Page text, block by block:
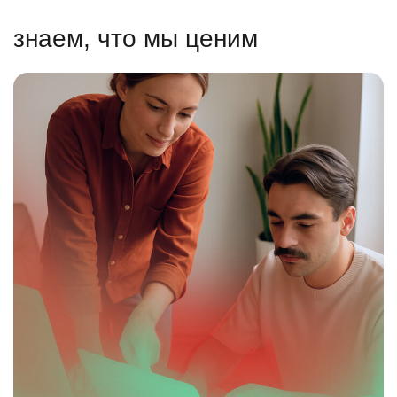
знаем, что мы ценим